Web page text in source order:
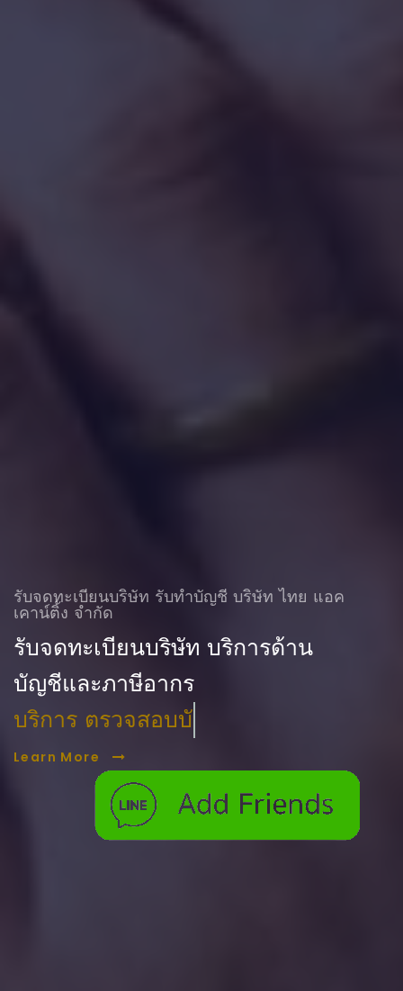
รับจดทะเบียนบริษัท รับทําบัญชี บริษัท ไทย แอค
เคาน์ติ้ง จำกัด
รับจดทะเบียนบริษัท บริการด้าน
บัญชีและภาษีอากร
บริการ ตรวจสอบบัญชี
Learn More